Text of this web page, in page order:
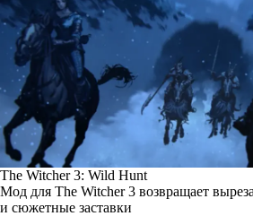
The Witcher 3: Wild Hunt
Мод для The Witcher 3 возвращает
и сюжетные заставки